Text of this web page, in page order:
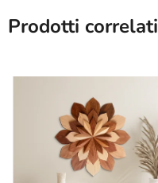
Prodotti correlati